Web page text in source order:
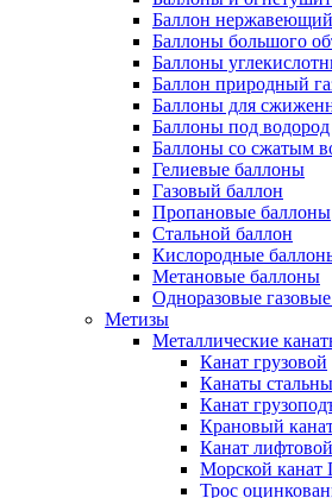
Баллон нержавеющий
Баллоны большого
Баллоны
Баллон природный
Баллоны для
Баллоны под водород
Баллоны со сжатым
Гелиевые баллоны
Газовый баллон
Пропановые баллоны
Стальной баллон
Кислородные
Метановые баллоны
Одноразовые
Метизы
Металлические
Канат грузовой
Канаты
Канат
Крановый
Канат
Морской
Трос